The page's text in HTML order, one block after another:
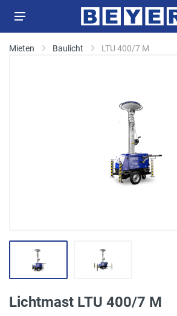
Mieten Baulicht LTU 400/7 M
Lichtmast LTU 400/7 M